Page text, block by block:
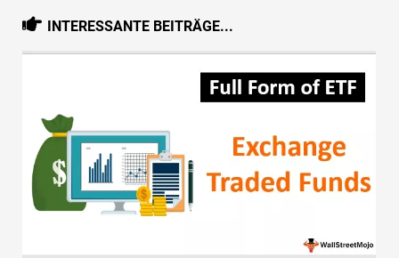
INTERESSANTE BEITRÄGE...